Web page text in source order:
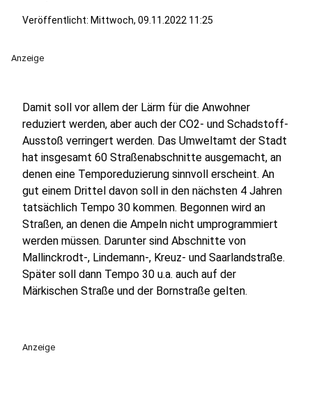
Veröffentlicht: Mittwoch, 09.11.2022 11:25
Anzeige
Damit soll vor allem der Lärm für die Anwohner
reduziert werden, aber auch der CO2- und Schadstoff-
Ausstoß verringert werden. Das Umweltamt der Stadt
hat insgesamt 60 Straßenabschnitte ausgemacht, an
denen eine Temporeduzierung sinnvoll erscheint. An
gut einem Drittel davon soll in den nächsten 4 Jahren
tatsächlich Tempo 30 kommen. Begonnen wird an
Straßen, an denen die Ampeln nicht umprogrammiert
werden müssen. Darunter sind Abschnitte von
Mallinckrodt-, Lindemann-, Kreuz- und Saarlandstraße.
Später soll dann Tempo 30 u.a. auch auf der
Märkischen Straße und der Bornstraße gelten.
Anzeige